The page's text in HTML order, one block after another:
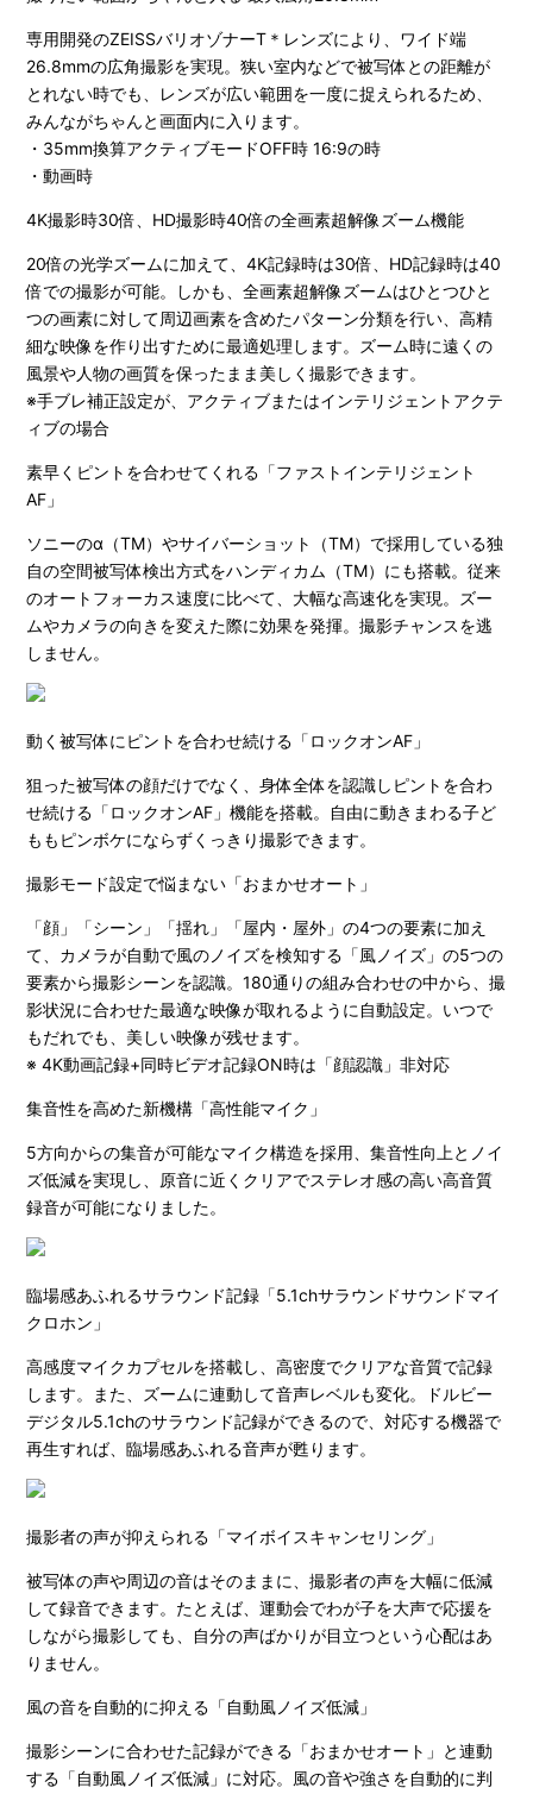
専用開発のZEISSバリオゾナーT＊レンズにより、ワイド端
26.8mmの広角撮影を実現。狭い室内などで被写体との距離が
とれない時でも、レンズが広い範囲を一度に捉えられるため、
みんながちゃんと画面内に入ります。
・35mm換算アクティブモードOFF時 16:9の時
・動画時
4K撮影時30倍、HD撮影時40倍の全画素超解像ズーム機能
20倍の光学ズームに加えて、4K記録時は30倍、HD記録時は40
倍での撮影が可能。しかも、全画素超解像ズームはひとつひと
つの画素に対して周辺画素を含めたパターン分類を行い、高精
細な映像を作り出すために最適処理します。ズーム時に遠くの
風景や人物の画質を保ったまま美しく撮影できます。
※手ブレ補正設定が、アクティブまたはインテリジェントアクテ
ィブの場合
素早くピントを合わせてくれる「ファストインテリジェント
AF」
ソニーのα（TM）やサイバーショット（TM）で採用している独
自の空間被写体検出方式をハンディカム（TM）にも搭載。従来
のオートフォーカス速度に比べて、大幅な高速化を実現。ズー
ムやカメラの向きを変えた際に効果を発揮。撮影チャンスを逃
しません。
動く被写体にピントを合わせ続ける「ロックオンAF」
狙った被写体の顔だけでなく、身体全体を認識しピントを合わ
せ続ける「ロックオンAF」機能を搭載。自由に動きまわる子ど
ももピンボケにならずくっきり撮影できます。
撮影モード設定で悩まない「おまかせオート」
「顔」「シーン」「揺れ」「屋内・屋外」の4つの要素に加え
て、カメラが自動で風のノイズを検知する「風ノイズ」の5つの
要素から撮影シーンを認識。180通りの組み合わせの中から、撮
影状況に合わせた最適な映像が取れるように自動設定。いつで
もだれでも、美しい映像が残せます。
※ 4K動画記録+同時ビデオ記録ON時は「顔認識」非対応
集音性を高めた新機構「高性能マイク」
5方向からの集音が可能なマイク構造を採用、集音性向上とノイ
ズ低減を実現し、原音に近くクリアでステレオ感の高い高音質
録音が可能になりました。
臨場感あふれるサラウンド記録「5.1chサラウンドサウンドマイ
クロホン」
高感度マイクカプセルを搭載し、高密度でクリアな音質で記録
します。また、ズームに連動して音声レベルも変化。ドルビー
デジタル5.1chのサラウンド記録ができるので、対応する機器で
再生すれば、臨場感あふれる音声が甦ります。
撮影者の声が抑えられる「マイボイスキャンセリング」
被写体の声や周辺の音はそのままに、撮影者の声を大幅に低減
して録音できます。たとえば、運動会でわが子を大声で応援を
しながら撮影しても、自分の声ばかりが目立つという心配はあ
りません。
風の音を自動的に抑える「自動風ノイズ低減」
撮影シーンに合わせた記録ができる「おまかせオート」と連動
する「自動風ノイズ低減」に対応。風の音や強さを自動的に判